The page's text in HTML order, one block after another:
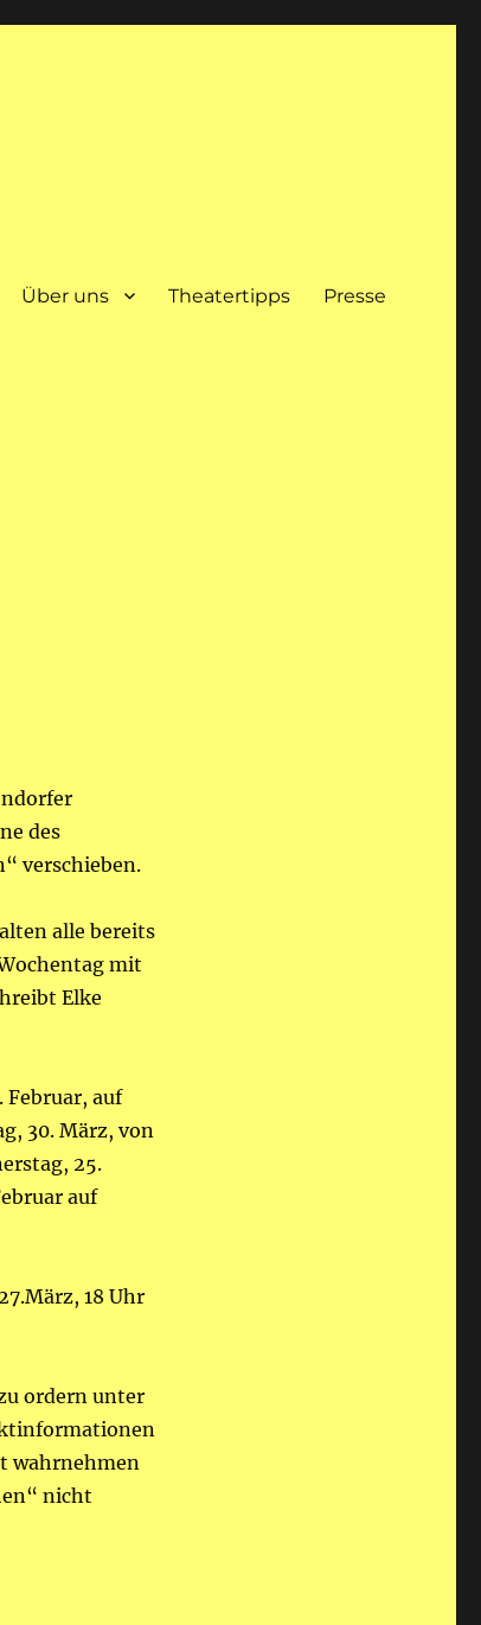
Über uns Theatertipps Presse
des
verschieben.
alle bereits
mit
Elke
Februar, auf
30. März, von
25.
auf
18 Uhr
ordern unter
wahrnehmen
nicht